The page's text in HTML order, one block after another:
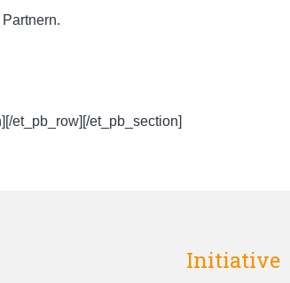
et_pb_row][/et_pb_section]
Initiative